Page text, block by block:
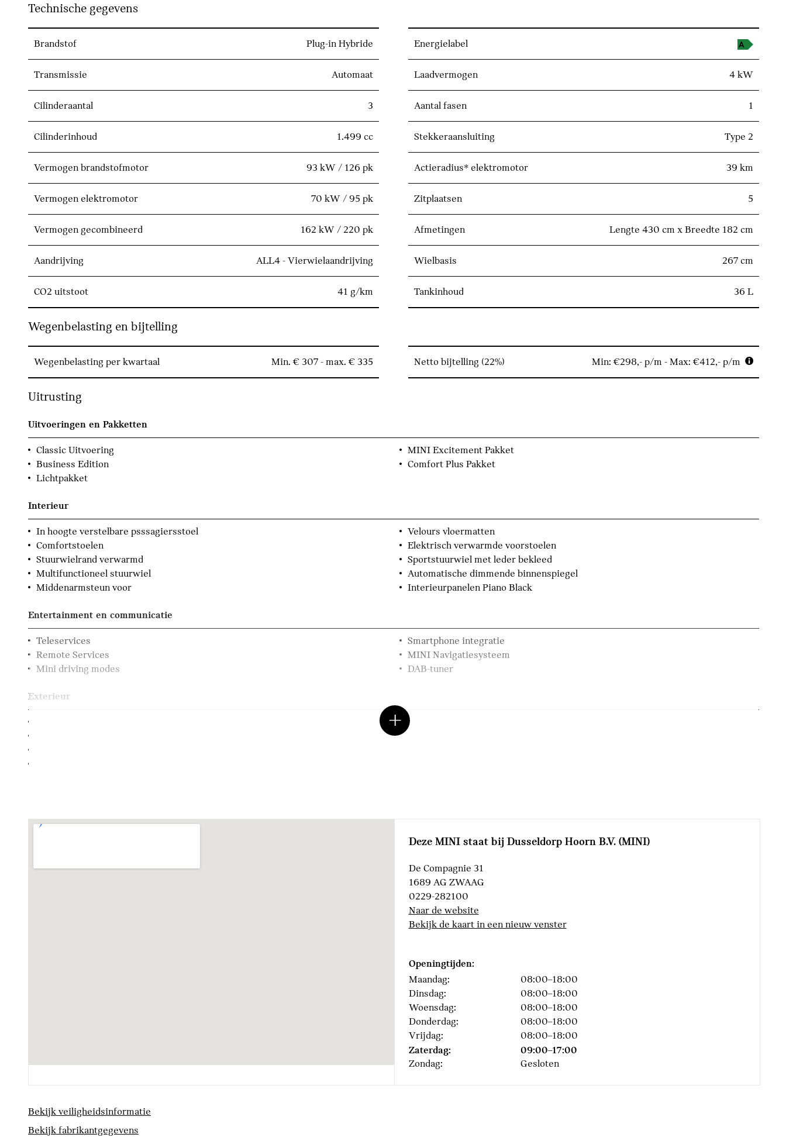
Technische gegevens
Brandstof Plug-in Hybride
Transmissie Automaat
Cilinderaantal 3
Cilinderinhoud 1.499 cc
Vermogen brandstofmotor 93 kW / 126 pk
Vermogen elektromotor 70 kW / 95 pk
Vermogen gecombineerd 162 kW / 220 pk
Aandrijving ALL4 - Vierwielaandrijving
CO2 uitstoot 41 g/km
Energielabel
Laadvermogen 4 kW
Aantal fasen 1
Stekkeraansluiting Type 2
Actieradius* elektromotor 39 km
Zitplaatsen 5
Afmetingen Lengte 430 cm x Breedte 182 cm
Wielbasis 267 cm
Tankinhoud 36 L
Wegenbelasting en bijtelling
Wegenbelasting per kwartaal Min. € 307 - max. € 335 Netto bijtelling (22%) Min: €298,- p/m - Max: €412,- p/m
Uitrusting
Uitvoeringen en Pakketten
Classic Uitvoering
MINI Excitement Pakket
Business Edition
Comfort Plus Pakket
Lichtpakket
Interieur
In hoogte verstelbare psssagiersstoel
Velours vloermatten
Comfortstoelen
Elektrisch verwarmde voorstoelen
Stuurwielrand verwarmd
Sportstuurwiel met leder bekleed
Multifunctioneel stuurwiel
Automatische dimmende binnenspiegel
Middenarmsteun voor
Interieurpanelen Piano Black
Entertainment en communicatie
Teleservices
Smartphone integratie
Remote Services
MINI Navigatiesysteem
Mini driving modes
DAB-tuner
Exterieur
dak in carrosseriekleur
Automatische airconditioning 2-zone
MINI Car Sharing voorbereiding
Buitenspiegels elektrisch inklapbaar
Alarmsysteem klasse 3 (VbV/SCM)
Comfort Access
Akoestische waarschuwing voor voetgangers
Actieve Voetgangersbescherming
Deze MINI staat bij Dusseldorp Hoorn B.V. (MINI)
De Compagnie 31
1689 AG ZWAAG
0229-282100
Naar de website
Bekijk de kaart in een nieuw venster
Openingtijden:
Maandag:
08:00–18:00
Dinsdag:
08:00–18:00
Woensdag:
08:00–18:00
Donderdag:
08:00–18:00
Vrijdag:
08:00–18:00
Zaterdag: 09:00–17:00
Zondag: Gesloten
Bekijk veiligheidsinformatie
Bekijk fabrikantgegevens